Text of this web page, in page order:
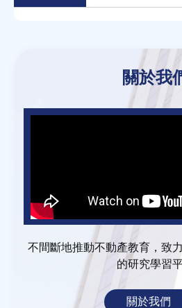
關於我
不間斷地推動不動產教育，致
的研究學習
關於我們